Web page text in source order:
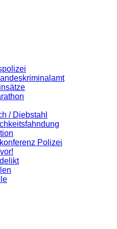
/ Diebstahl
Polizei